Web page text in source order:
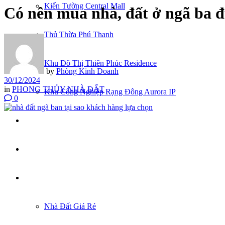
Kiến Tường Central Mall
Thủ Thừa Phú Thanh
Khu Đô Thị Thiên Phúc Residence
Khu Công Nghiệp Rạng Đông Aurora IP
Nhà Đất Giá Rẻ
Có nên mua nhà, đất ở ngã ba
by Phòng Kinh Doanh
30/12/2024
in PHONG THỦY NHÀ ĐẤT
0